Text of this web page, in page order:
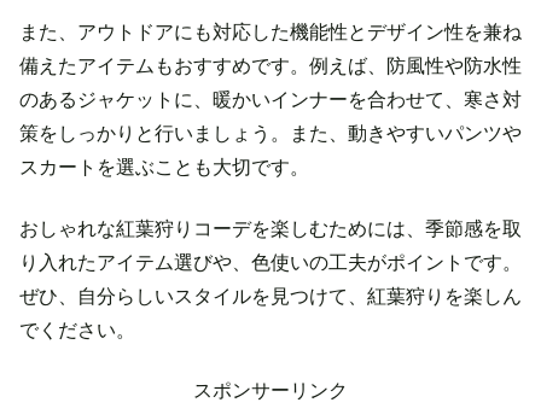
また、アウトドアにも対応した機能性とデザイン性を兼ね
備えたアイテムもおすすめです。例えば、防風性や防水性
のあるジャケットに、暖かいインナーを合わせて、寒さ対
策をしっかりと行いましょう。また、動きやすいパンツや
スカートを選ぶことも大切です。
おしゃれな紅葉狩りコーデを楽しむためには、季節感を取
り入れたアイテム選びや、色使いの工夫がポイントです。
ぜひ、自分らしいスタイルを見つけて、紅葉狩りを楽しん
でください。
スポンサーリンク